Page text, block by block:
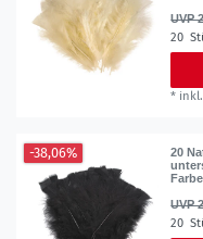
UVP
20
*
-38,06%
20
UVP
20